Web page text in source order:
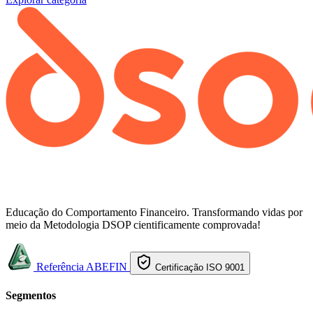
Educação do Comportamento Financeiro. Transformando vidas por
meio da Metodologia DSOP cientificamente comprovada!
Referência ABEFIN Certificação ISO 9001
Segmentos